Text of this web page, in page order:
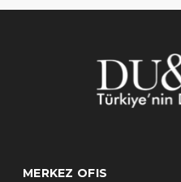
MERKEZ OFIS